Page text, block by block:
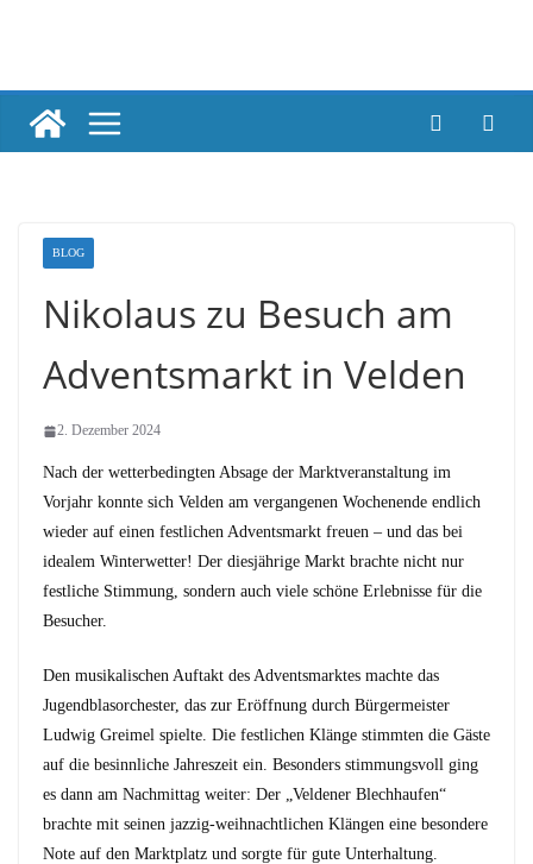
BLOG
Nikolaus zu Besuch am
Adventsmarkt in Velden
2. Dezember 2024
Nach der wetterbedingten Absage der Marktveranstaltung im
Vorjahr konnte sich Velden am vergangenen Wochenende endlich
wieder auf einen festlichen Adventsmarkt freuen – und das bei
idealem Winterwetter! Der diesjährige Markt brachte nicht nur
festliche Stimmung, sondern auch viele schöne Erlebnisse für die
Besucher.
Den musikalischen Auftakt des Adventsmarktes machte das
Jugendblasorchester, das zur Eröffnung durch Bürgermeister
Ludwig Greimel spielte. Die festlichen Klänge stimmten die Gäste
auf die besinnliche Jahreszeit ein. Besonders stimmungsvoll ging
es dann am Nachmittag weiter: Der „Veldener Blechhaufen“
brachte mit seinen jazzig-weihnachtlichen Klängen eine besondere
Note auf den Marktplatz und sorgte für gute Unterhaltung.